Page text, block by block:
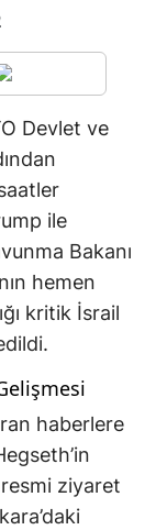
Devlet ve
ile
Bakanı
hemen
kritik İsrail
haberlere
resmi ziyaret